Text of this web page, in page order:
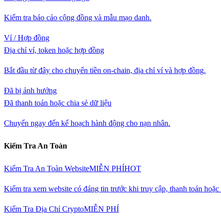
Kiểm tra báo cáo cộng đồng và mẫu mạo danh.
Ví / Hợp đồng
Địa chỉ ví, token hoặc hợp đồng
Bắt đầu từ đây cho chuyển tiền on-chain, địa chỉ ví và hợp đồng.
Đã bị ảnh hưởng
Đã thanh toán hoặc chia sẻ dữ liệu
Chuyển ngay đến kế hoạch hành động cho nạn nhân.
Kiểm Tra An Toàn
Kiểm Tra An Toàn WebsiteMIỄN PHÍHOT
Kiểm tra xem website có đáng tin trước khi truy cập, thanh toán
Kiểm Tra Địa Chỉ CryptoMIỄN PHÍ